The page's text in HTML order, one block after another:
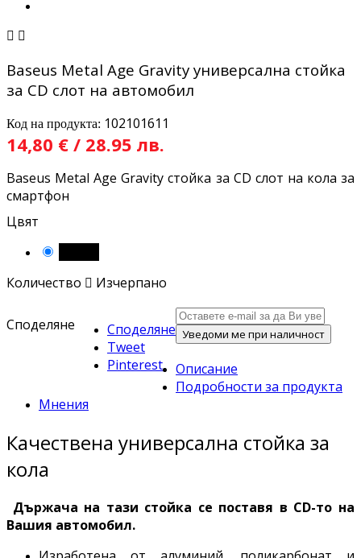
 
Baseus Metal Age Gravity универсална стойка
за CD слот на автомобил
Код на продукта: 102101611
14,80 € / 28.95 лв.
Baseus Metal Age Gravity стойка за CD слот на кола за
смартфон
Цвят
Количество  Изчерпано
Споделяне
Споделяне
Tweet
Pinterest
Уведоми ме при наличност
Описание
Подробности за продукта
Мнения
Качествена универсална стойка за
кола
Държача на тази стойка се поставя в CD-то на
Вашия автомобил.